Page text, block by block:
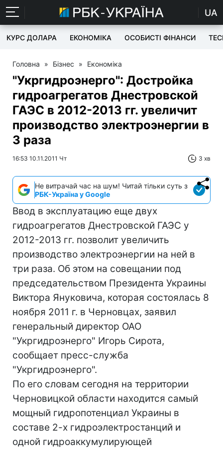
UA
КУРС ДОЛАРА ЕКОНОМІКА ОСОБИСТІ ФІНАНСИ
Головна » Бізнес » Економіка
"Укргидроэнерго": Достройка
гидроагрегатов Днестровской
ГАЭС в 2012-2013 гг. увеличит
производство электроэнергии в
3 раза
16:53 10.11.2011 Чт 3 хв
Не витрачай час на шум! Читай тільки суть з
РБК-Україна у Google
Ввод в эксплуатацию еще двух
гидроагрегатов Днестровской ГАЭС у
2012-2013 гг. позволит увеличить
производство электроэнергии на ней в
три раза. Об этом на совещании под
председательством Президента Украины
Виктора Януковича, которая состоялась 8
ноября 2011 г. в Черновцах, заявил
генеральный директор ОАО
"Укргидроэнерго" Игорь Сирота,
сообщает пресс-служба
"Укргидроэнерго".
По его словам сегодня на территории
Черновицкой области находится самый
мощный гидропотенциал Украины в
составе 2-х гидроэлектростанций и
одной гидроаккумулирующей